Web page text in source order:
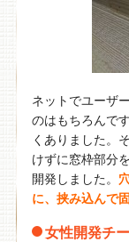
ネットでユーザ
のはもちろんで
くありました。
けずに窓枠部分
開発しました。
に、挟み込んで
女性開発チ